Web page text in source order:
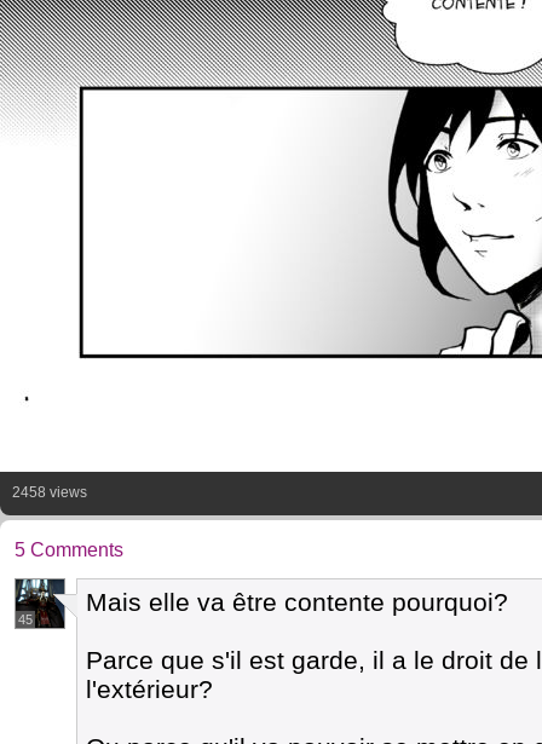
2458 views
5 Comments
45
Mais elle va être contente pourquoi?
Parce que s'il est garde, il a le droit
l'extérieur?